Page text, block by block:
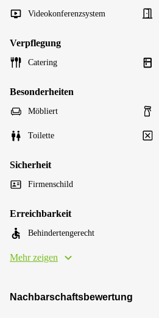
Videokonferenzsystem
Verpflegung
Catering
Besonderheiten
Möbliert
Toilette
Sicherheit
Firmenschild
Erreichbarkeit
Behindertengerecht
Mehr zeigen
Nachbarschaftsbewertung